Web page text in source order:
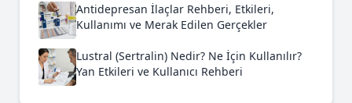
Antidepresan İlaçlar Rehberi, Etkileri,
Kullanımı ve Merak Edilen Gerçekler
Lustral (Sertralin) Nedir? Ne İçin Kullanılır?
Yan Etkileri ve Kullanıcı Rehberi